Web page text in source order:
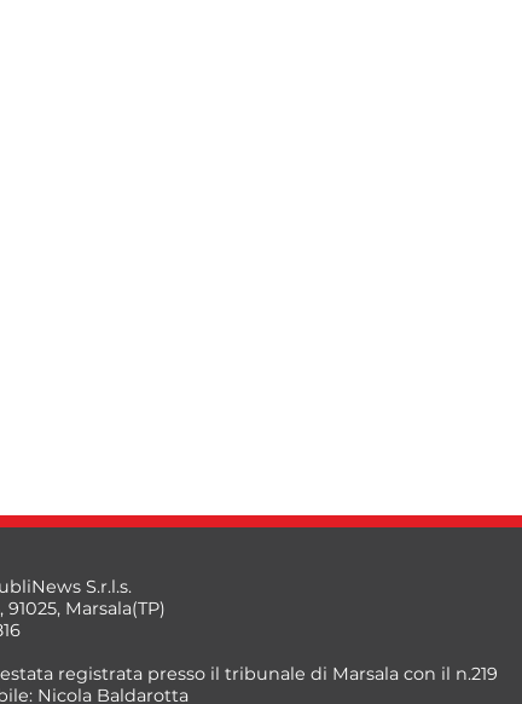
S.r.l.s.
Marsala(TP)
registrata presso il tribunale di Marsala con il n.219
Nicola Baldarotta